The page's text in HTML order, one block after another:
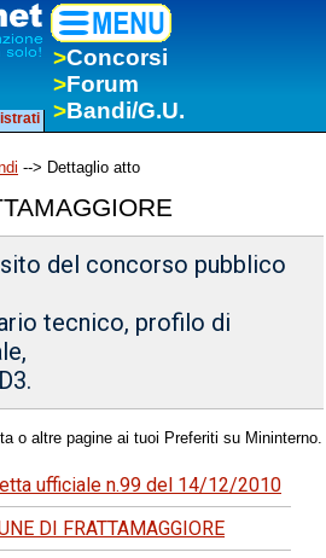
>Concorsi
>Forum
>Bandi/G.U.
--> Dettaglio atto
del concorso pubblico
tecnico, profilo di
o altre pagine ai tuoi Preferiti su Mininterno.
ufficiale n.99 del 14/12/2010
DI FRATTAMAGGIORE